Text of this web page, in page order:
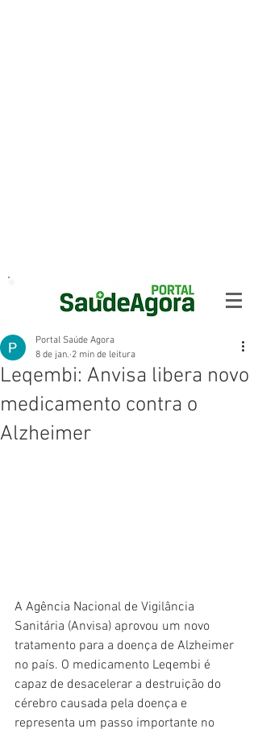
Leqembi: Anvisa libera novo
medicamento contra o
Alzheimer
Portal Saúde Agora
8 de jan. 2 min de leitura
A Agência Nacional de Vigilância
Sanitária (Anvisa) aprovou um novo
tratamento para a doença de Alzheimer
no país. O medicamento Leqembi é
capaz de desacelerar a destruição do
cérebro causada pela doença e
representa um passo importante no